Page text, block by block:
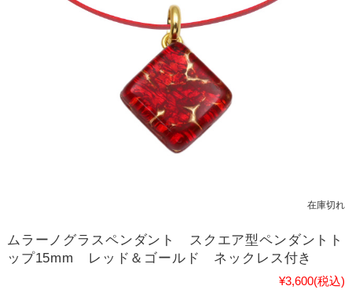
在庫切れ
ムラーノグラスペンダント スクエア型ペンダントト
ップ15mm レッド＆ゴールド ネックレス付き
¥3,600(税込)